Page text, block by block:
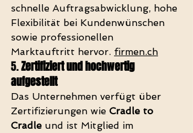
schnelle Auftragsabwicklung, hohe
Flexibilität bei Kundenwünschen
sowie professionellen
Marktauftritt hervor. firmen.ch
5. Zertifiziert und hochwertig
aufgestellt
Das Unternehmen verfügt über
Zertifizierungen wie Cradle to
Cradle und ist Mitglied im